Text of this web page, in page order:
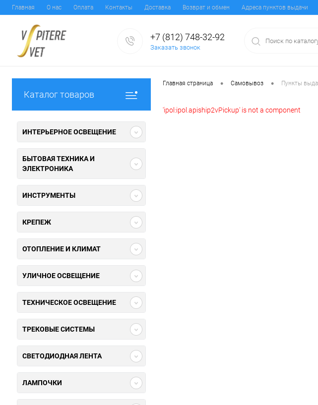
Главная О нас Оплата Контакты Доставка Возврат и обмен Адреса пунктов выдачи
+7 (812) 748-32-92
Заказать звонок
Каталог товаров
ИНТЕРЬЕРНОЕ ОСВЕЩЕНИЕ
БЫТОВАЯ ТЕХНИКА И
ЭЛЕКТРОНИКА
ИНСТРУМЕНТЫ
КРЕПЕЖ
ОТОПЛЕНИЕ И КЛИМАТ
УЛИЧНОЕ ОСВЕЩЕНИЕ
ТЕХНИЧЕСКОЕ ОСВЕЩЕНИЕ
ТРЕКОВЫЕ СИСТЕМЫ
СВЕТОДИОДНАЯ ЛЕНТА
ЛАМПОЧКИ
Главная страница • Самовывоз • Пункты
'ipol:ipol.apiship2vPickup' is not a component